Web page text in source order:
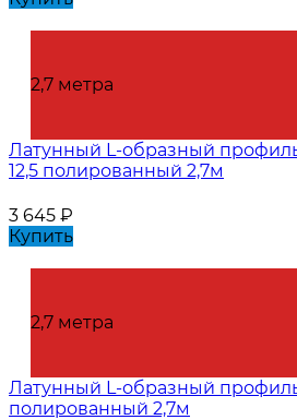
2,7 метра
Латунный L-образный профиль
12,5 полированный 2,7м
3 645 ₽
Купить
2,7 метра
Латунный L-образный
полированный 2,7м